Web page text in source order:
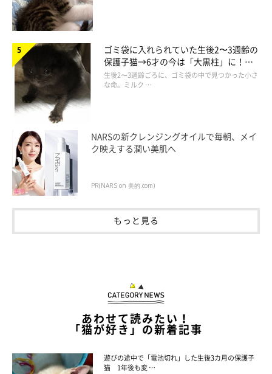
ゴミ袋に入れられていた生後2〜3週齢の
保護子猫→6才の今は「大黒柱」に！
美しい黒猫に成長した姿にグッとくる
生後2〜3週齢ごろに、ゴミ袋の中で見つかった小さ
な命。ミルク …
NARSの新クレンジングオイルで毎朝、メイ
ク映えする潤い美肌へ
PR(NARS on 美的.com)
もっと見る
あわせて読みたい！
「猫が好き」の新着記事
遊びの途中で「電池切れ」した生後3カ月の保護子
猫 1年後も変 …